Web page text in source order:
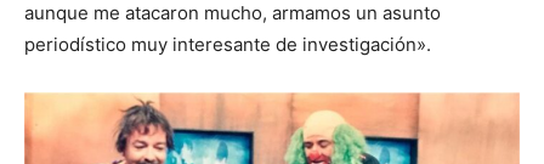
aunque me atacaron mucho, armamos un asunto
periodístico muy interesante de investigación».